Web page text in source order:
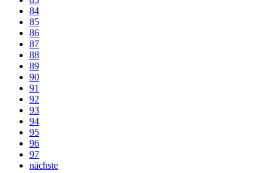
84
85
86
87
88
89
90
91
92
93
94
95
96
97
nächste